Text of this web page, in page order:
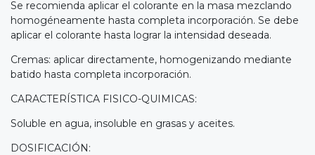
Se recomienda aplicar el colorante en la masa mezclando
homogéneamente hasta completa incorporación. Se debe
aplicar el colorante hasta lograr la intensidad deseada.
Cremas: aplicar directamente, homogenizando mediante
batido hasta completa incorporación.
CARACTERÍSTICA FISICO-QUIMICAS:
Soluble en agua, insoluble en grasas y aceites.
DOSIFICACIÓN: